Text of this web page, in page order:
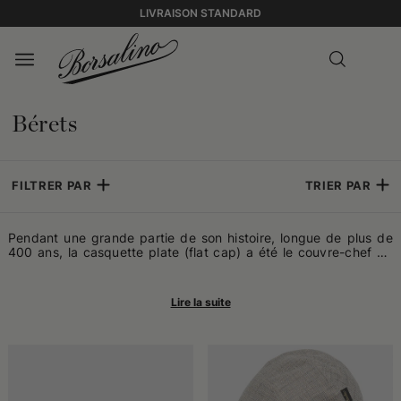
LIVRAISON STANDARD
Bérets
FILTRER PAR TRIER PAR
Pendant une grande partie de son histoire, longue de plus de
400 ans, la casquette plate (flat cap) a été le couvre-chef de
cours du XIXe siècle, elle s'est émancipée de sa nature de
casquette des classes populaires pour être adoptée par les
golf à la fin du siècle : la casquette plate, très polyvalente, est
devenue le symbole d'élégance des adeptes de ce sport,
inspirés par le très élégant Édouard VIII, duc de Windsor. Aux
États-Unis, la casquette plate a été introduite par les